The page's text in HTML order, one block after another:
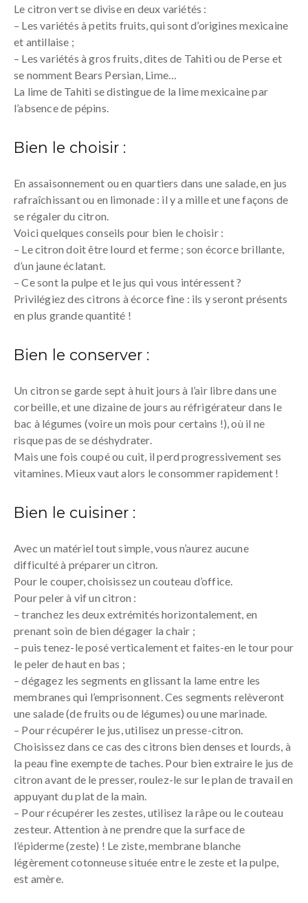
Le citron vert se divise en deux variétés :
– Les variétés à petits fruits, qui sont d’origines mexicaine
et antillaise ;
– Les variétés à gros fruits, dites de Tahiti ou de Perse et
se nomment Bears Persian, Lime…
La lime de Tahiti se distingue de la lime mexicaine par
l’absence de pépins.
Bien le choisir :
En assaisonnement ou en quartiers dans une salade, en jus
rafraîchissant ou en limonade : il y a mille et une façons de
se régaler du citron.
Voici quelques conseils pour bien le choisir :
– Le citron doit être lourd et ferme ; son écorce brillante,
d’un jaune éclatant.
– Ce sont la pulpe et le jus qui vous intéressent ?
Privilégiez des citrons à écorce fine : ils y seront présents
en plus grande quantité !
Bien le conserver :
Un citron se garde sept à huit jours à l’air libre dans une
corbeille, et une dizaine de jours au réfrigérateur dans le
bac à légumes (voire un mois pour certains !), où il ne
risque pas de se déshydrater.
Mais une fois coupé ou cuit, il perd progressivement ses
vitamines. Mieux vaut alors le consommer rapidement !
Bien le cuisiner :
Avec un matériel tout simple, vous n’aurez aucune
difficulté à préparer un citron.
Pour le couper, choisissez un couteau d’office.
Pour peler à vif un citron :
– tranchez les deux extrémités horizontalement, en
prenant soin de bien dégager la chair ;
– puis tenez-le posé verticalement et faites-en le tour pour
le peler de haut en bas ;
– dégagez les segments en glissant la lame entre les
membranes qui l’emprisonnent. Ces segments relèveront
une salade (de fruits ou de légumes) ou une marinade.
– Pour récupérer le jus, utilisez un presse-citron.
Choisissez dans ce cas des citrons bien denses et lourds, à
la peau fine exempte de taches. Pour bien extraire le jus de
citron avant de le presser, roulez-le sur le plan de travail en
appuyant du plat de la main.
– Pour récupérer les zestes, utilisez la râpe ou le couteau
zesteur. Attention à ne prendre que la surface de
l’épiderme (zeste) ! Le ziste, membrane blanche
légèrement cotonneuse située entre le zeste et la pulpe,
est amère.